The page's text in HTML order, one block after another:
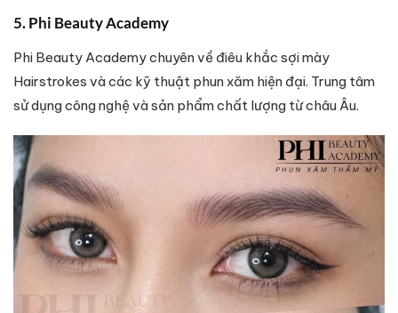
5. Phi Beauty Academy
Phi Beauty Academy chuyên về điêu khắc sợi mày
Hairstrokes và các kỹ thuật phun xăm hiện đại. Trung tâm
sử dụng công nghệ và sản phẩm chất lượng từ châu Âu.